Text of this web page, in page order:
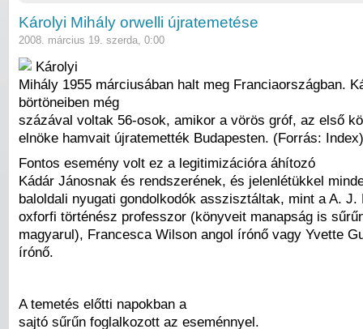
Károlyi Mihály orwelli újratemetése
2008. március 19. szerda, 0:00
Károlyi
Mihály 1955 márciusában halt meg Franciaországban.
börtöneiben még
százával voltak 56-osok, amikor a vörös gróf, az első
elnöke hamvait újratemették Budapesten. (Forrás: Index)
Fontos esemény volt ez a legitimizációra áhítozó
Kádár Jánosnak és rendszerének, és jelenlétükkel
baloldali nyugati gondolkodók asszisztáltak, mint a A. J.
oxforfi történész professzor (könyveit manapság is
magyarul), Francesca Wilson angol írónő vagy Yvette
írónő.
A temetés előtti napokban a
sajtó sűrűn foglalkozott az eseménnyel.